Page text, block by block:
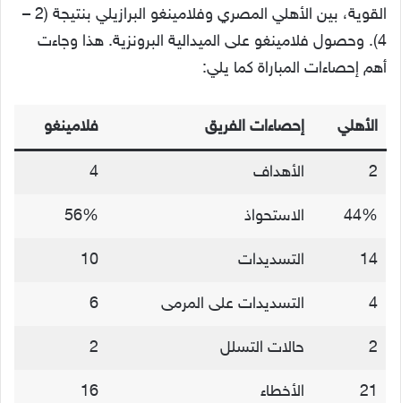
القوية، بين الأهلي المصري وفلامينغو البرازيلي بنتيجة (2 –
4). وحصول فلامينغو على الميدالية البرونزية. هذا وجاءت
أهم إحصاءات المباراة كما يلي:
الأهلي إحصاءات الفريق فلامينغو
2 الأهداف 4
44% الاستحواذ 56%
14 التسديدات 10
4 التسديدات على المرمى 6
2 حالات التسلل 2
21 الأخطاء 16